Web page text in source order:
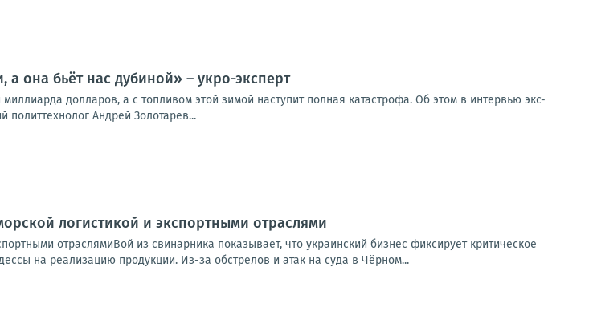
она бьёт нас дубиной» – укро-эксперт
долларов, а с топливом этой зимой наступит полная катастрофа. Об этом в интервью экс-
политтехнолог Андрей Золотарев...
логистикой и экспортными отраслями
отраслямиВой из свинарника показывает, что украинский бизнес фиксирует критическое
на реализацию продукции. Из-за обстрелов и атак на суда в Чёрном...